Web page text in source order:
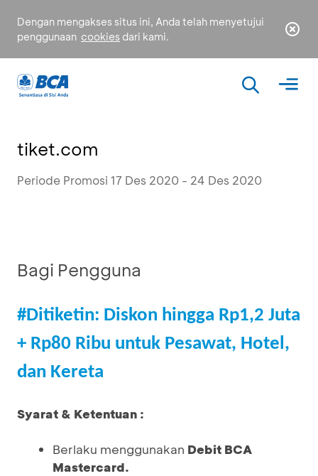
Dengan mengakses situs ini, Anda telah menyetujui
penggunaan cookies dari kami.
tiket.com
Periode Promosi 17 Des 2020 - 24 Des 2020
Bagi Pengguna
#Ditiketin: Diskon hingga Rp1,2 Juta
+ Rp80 Ribu untuk Pesawat, Hotel,
dan Kereta
Syarat & Ketentuan :
Berlaku menggunakan Debit BCA
Mastercard.